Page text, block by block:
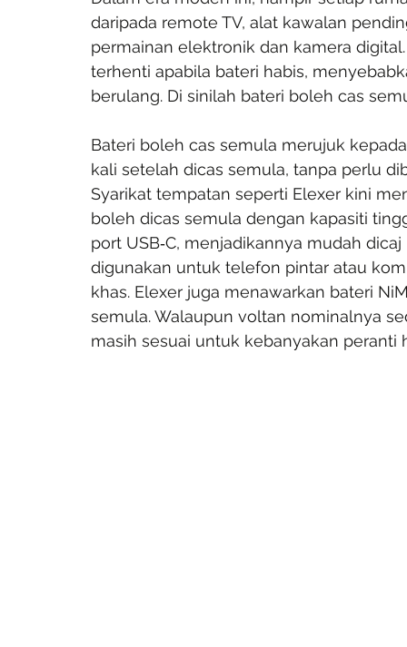
daripada remote TV, alat kawalan
permainan elektronik dan kamera
terhenti apabila bateri habis,
berulang. Di sinilah bateri boleh cas
Bateri boleh cas semula merujuk
kali setelah dicas semula, tanpa perlu
Syarikat tempatan seperti Elexer kini
boleh dicas semula dengan kapasiti
port USB‑C, menjadikannya mudah
digunakan untuk telefon pintar atau
khas. Elexer juga menawarkan bateri
semula. Walaupun voltan nominalnya
masih sesuai untuk kebanyakan peranti